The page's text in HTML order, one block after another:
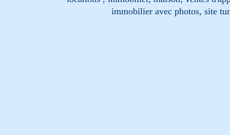
immobilier avec photos, site